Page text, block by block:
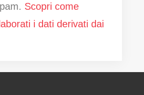
Scopri come
i dati derivati dai